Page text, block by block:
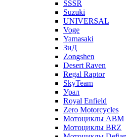
SSSR
Suzuki
UNIVERSAL
Voge
Yamasaki
ЗиД
Zongshen
Desert Raven
Regal Raptor
SkyTeam
Урал
Royal Enfield
Zero Motorcycles
Мотоциклы ABM
Мотоциклы BRZ